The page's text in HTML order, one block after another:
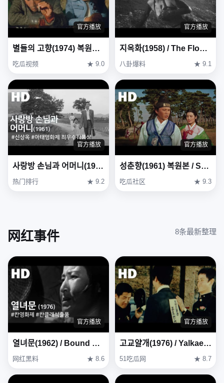
官方播放
별들의 고향(1974) 복원본 / Heavenly homecoming to stars (Byeoldeul-ui gohyang) Restoration Ver
吃瓜视频 ★ 9.0
官方播放
지옥화(1958) / The Flower in Hell (Ji-ok-hwa)
八卦爆料 ★ 9.1
官方播放
사랑방 손님과 어머니(1961) / Mother and a Guest ( Sarangbang Sonnimgwa Eomeoni )
热门排行 ★ 9.2
官方播放
성춘향(1961) 복원본 / Seong Chun-hyang ( Seong Chun-hyang ) Restoration Version
吃瓜社区 ★ 9.3
网红事件 8条最新整理
官方播放
열녀문(1962) / Bound by Chastity Rule ( Yeollyeomun )
网红黑料 ★ 8.6
官方播放
고교얄개(1976) / Yalkae, A Joker In High School (Gogyo-yalgae) (1976)
51吃瓜网 ★ 8.7